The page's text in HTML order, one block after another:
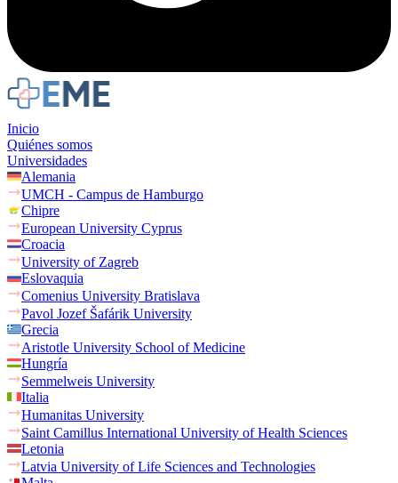
Inicio
Quiénes somos
Universidades
Alemania
UMCH - Campus de Hamburgo
Chipre
European University Cyprus
Croacia
University of Zagreb
Eslovaquia
Comenius University Bratislava
Pavol Jozef Šafárik University
Grecia
Aristotle University School of Medicine
Hungría
Semmelweis University
Italia
Humanitas University
Saint Camillus International University of Health Sciences
Letonia
Latvia University of Life Sciences and Technologies